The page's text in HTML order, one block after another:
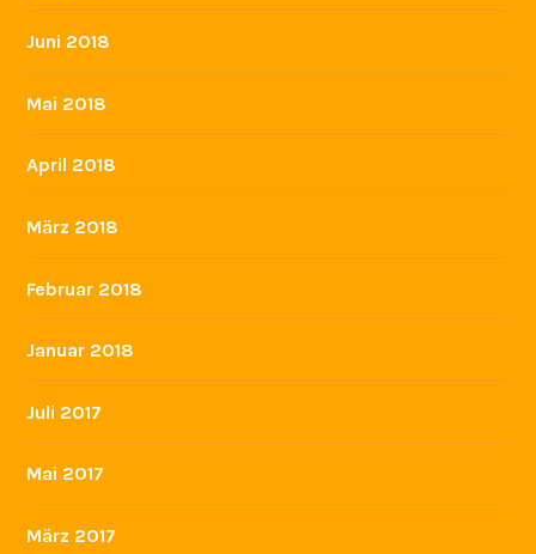
Juni 2018
Mai 2018
April 2018
März 2018
Februar 2018
Januar 2018
Juli 2017
Mai 2017
März 2017